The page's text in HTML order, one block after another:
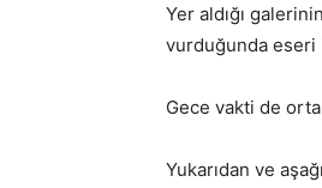
Yer aldığı
vurduğunda eseri
Gece vakti de
Yukarıdan ve